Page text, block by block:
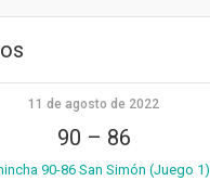
11 de agosto de 2022
90 – 86
90-86 San Simón (Juego 1)